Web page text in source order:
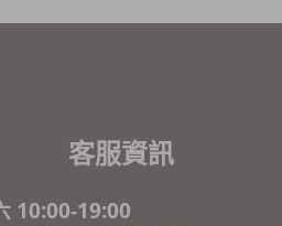
資訊
資訊
週六 10:00-19:00